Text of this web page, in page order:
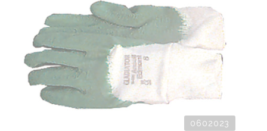
0602023